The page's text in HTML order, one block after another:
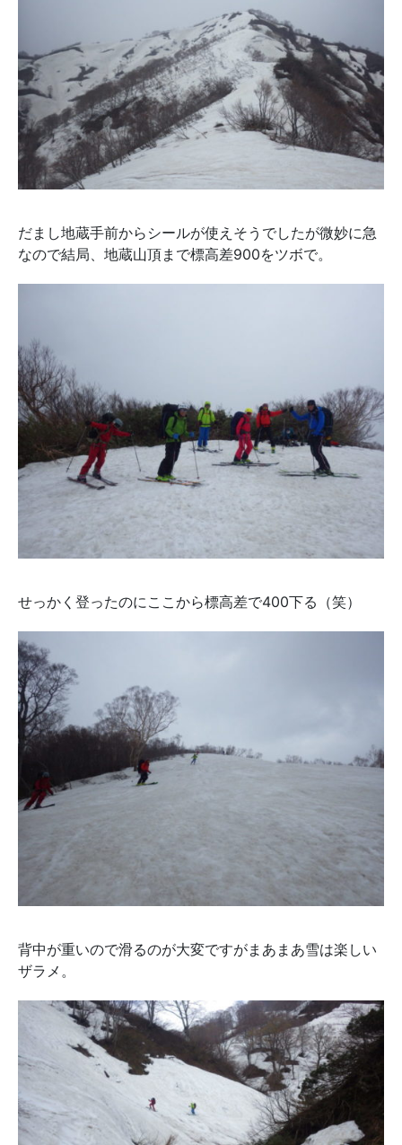
だまし地蔵手前からシールが使えそうでしたが微妙に急
なので結局、地蔵山頂まで標高差900をツボで。
せっかく登ったのにここから標高差で400下る（笑）
背中が重いので滑るのが大変ですがまあまあ雪は楽しい
ザラメ。